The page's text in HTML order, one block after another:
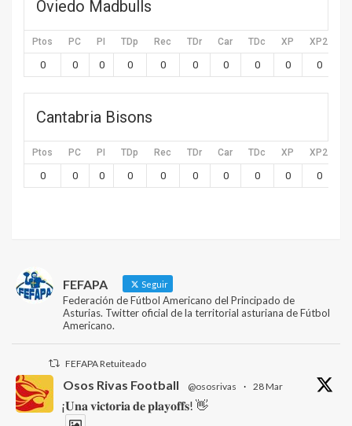
Oviedo Madbulls
Ptos PC PI TDp Rec TDr Car TDc XP XP2
0 0 0 0 0 0 0 0 0 0
Cantabria Bisons
Ptos PC PI TDp Rec TDr Car TDc XP XP2
0 0 0 0 0 0 0 0 0 0
FEFAPA Seguir
Federación de Fútbol Americano del Principado de
Asturias. Twitter oficial de la territorial asturiana de Fútbol
Americano.
FEFAPA Retuiteado
Osos Rivas Football @ososrivas · 28 Mar
¡𝐔𝐧𝐚 𝐯𝐢𝐜𝐭𝐨𝐫𝐢𝐚 𝐝𝐞 𝐩𝐥𝐚𝐲𝐨𝐟𝐟𝐬! 👋